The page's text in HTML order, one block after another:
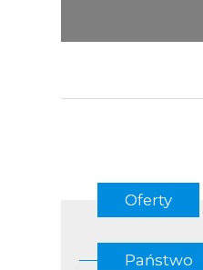
Oferty
Państwo